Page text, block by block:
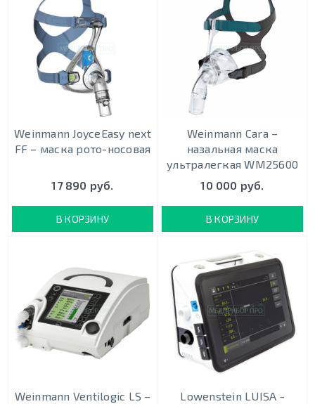
CPAP-BPAP-НВЛ
Weinmann JoyceEasy next
FF – маска рото-носовая
17 890 руб.
В КОРЗИНУ
Weinmann Cara –
назальная маска
ультралегкая WM25600
10 000 руб.
В КОРЗИНУ
Weinmann Ventilogic LS –
Lowenstein LUISA -